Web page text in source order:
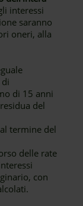
interessi
saranno
oneri, alla
di 15 anni
del
termine del
delle rate
con